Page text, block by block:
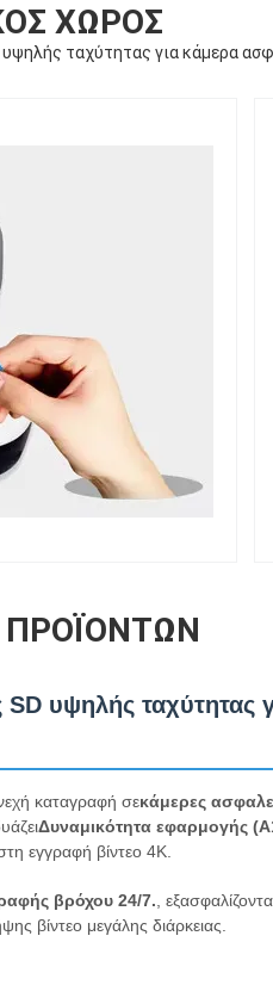
ΧΏΡΟΣ
ταχύτητας για κάμερα
ΠΡΟΪΌΝΤΩΝ
υψηλής ταχύτητας
καταγραφή σεκάμερες
Δυναμικότητα εφαρμογής
εγγραφή βίντεο 4K.
βρόχου 24/7. ,
βίντεο μεγάλης διάρκειας.